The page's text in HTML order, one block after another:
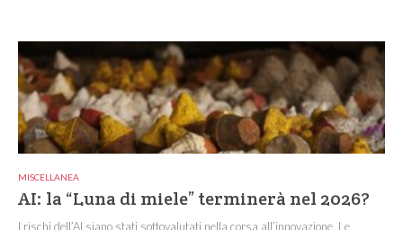
MISCELLANEA
AI: la “Luna di miele” terminerà nel 2026?
I rischi dell’AI siano stati sottovalutati nella corsa all’innovazione. Le